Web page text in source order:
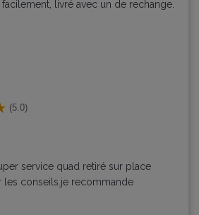
livré avec un de rechange.
(5.0)
service quad retiré sur place
les conseils.je recommande